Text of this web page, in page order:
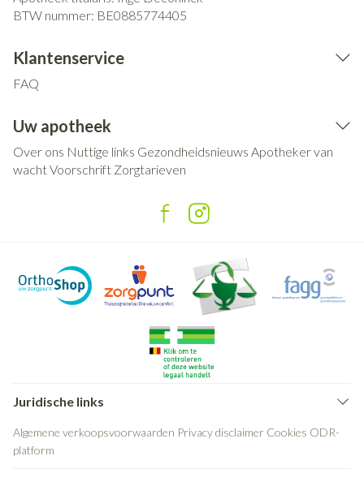
BTW nummer: BE0885774405
Klantenservice
FAQ
Uw apotheek
Over ons Nuttige links Gezondheidsnieuws Apotheker van
wachtVoorschrift Zorgtarieven
Juridische links
Algemene verkoopsvoorwaarden Privacy disclaimer Cookies ODR-
platform